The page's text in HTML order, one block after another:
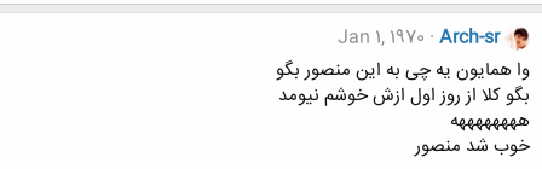
Arch-sr
Jan 1, 1970
وا همایون یه چی به این منصور بگو
بگو کلا از روز اول ازش خوشم نیومد
ههههههههه
خوب شد منصور